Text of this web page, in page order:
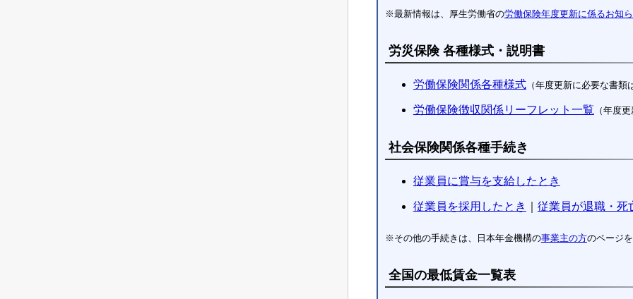
※最新情報は、厚生労働省の労働保険年度更新に係るお知
労災保険 各種様式・説明書
労働保険関係各種様式（年度更新に必要な書類
労働保険徴収関係リーフレット一覧 （年度
社会保険関係各種手続き
従業員に賞与を支給したとき
従業員を採用したとき 従業員が退職・死
※その他の手続きは、日本年金機構の事業主の方のページ
全国の最低賃金一覧表